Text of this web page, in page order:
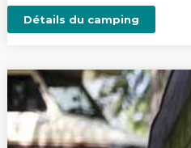
Détails du camping